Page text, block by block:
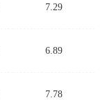
7.29
6.89
7.78